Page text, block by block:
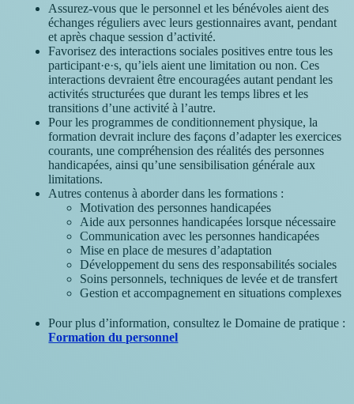
Assurez-vous que le personnel et les bénévoles aient des
échanges réguliers avec leurs gestionnaires avant, pendant
et après chaque session d’activité.
Favorisez des interactions sociales positives entre tous les
participant·e·s, qu’iels aient une limitation ou non. Ces
interactions devraient être encouragées autant pendant les
activités structurées que durant les temps libres et les
transitions d’une activité à l’autre.
Pour les programmes de conditionnement physique, la
formation devrait inclure des façons d’adapter les exercices
courants, une compréhension des réalités des personnes
handicapées, ainsi qu’une sensibilisation générale aux
limitations.
Autres contenus à aborder dans les formations :
Motivation des personnes handicapées
Aide aux personnes handicapées lorsque nécessaire
Communication avec les personnes handicapées
Mise en place de mesures d’adaptation
Développement du sens des responsabilités sociales
Soins personnels, techniques de levée et de transfert
Gestion et accompagnement en situations complexes
Pour plus d’information, consultez le Domaine de pratique :
Formation du personnel